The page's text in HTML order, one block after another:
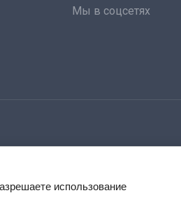
Мы в соцсетях
использование